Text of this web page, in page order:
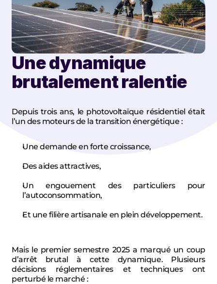
Une dynamique
brutalement ralentie
Depuis trois ans, le photovoltaïque résidentiel était
l’un des moteurs de la transition énergétique :
Une demande en forte croissance,
Des aides attractives,
Un engouement des particuliers pour
l’autoconsommation,
Et une filière artisanale en plein développement.
Mais le premier semestre 2025 a marqué un coup
d’arrêt brutal à cette dynamique. Plusieurs
décisions réglementaires et techniques ont
perturbé le marché :